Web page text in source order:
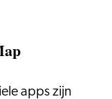
apps zijn